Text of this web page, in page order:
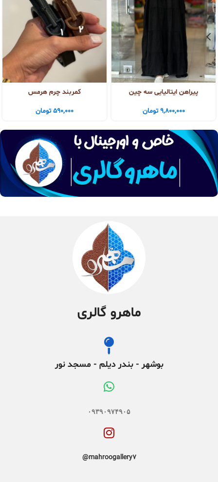
پیراهن ایتالیایی سه چین
9,800,000 تومان
کمربند چرم هرمس
590,000 تومان
ماهرو گالری
بوشهر - بندر دیلم - مسجد نور
۰۹۳۹۰۹۷۴۹۰۵
mahroogallery7@